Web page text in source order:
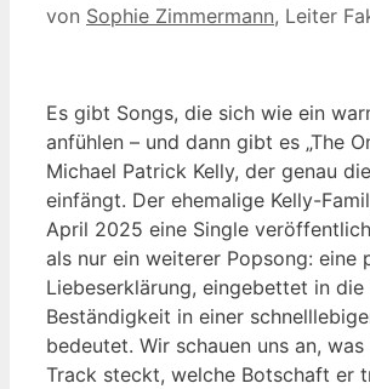
von Sophie Zimmermann, Leiter
Es gibt Songs, die sich wie ein
anfühlen – und dann gibt es „The
Michael Patrick Kelly, der genau
einfängt. Der ehemalige Kelly-
April 2025 eine Single
als nur ein weiterer Popsong: eine
Liebeserklärung, eingebettet in die
Beständigkeit in einer
bedeutet. Wir schauen uns an,
Track steckt, welche Botschaft er